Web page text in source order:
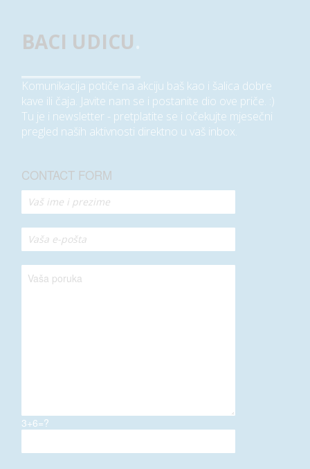
BACI UDICU
Komunikacija potiče na akciju baš kao i šalica dobre
kave ili čaja. Javite nam se i postanite dio ove priče. :)
Tu je i newsletter - pretplatite se i očekujte mjesečni
pregled naših aktivnosti direktno u vaš inbox.
CONTACT FORM
3+6=?